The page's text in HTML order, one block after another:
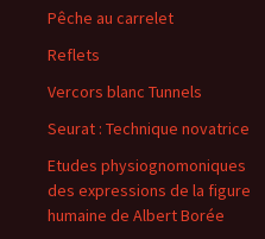
Pêche au carrelet
Reflets
Vercors blanc Tunnels
Seurat : Technique novatrice
Etudes physiognomoniques
des expressions de la figure
humaine de Albert Borée